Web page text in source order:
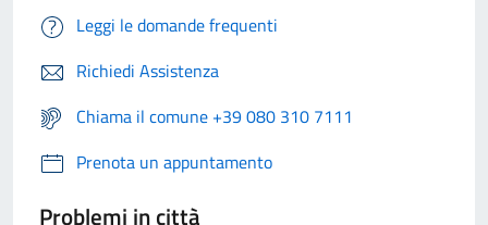
Leggi le domande frequenti
Richiedi Assistenza
Chiama il comune +39 080 310 7111
Prenota un appuntamento
Problemi in città